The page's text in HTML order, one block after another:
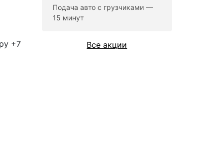
+7
Подача авто с грузчиками —
15 минут
Все акции